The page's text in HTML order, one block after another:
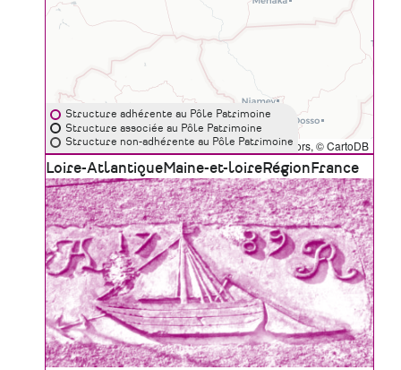
Leaflet |©OpenStreetMapcontributors, ©CartoDB
Structure adhérente au Pôle Patrimoine
Structure associée au Pôle Patrimoine
Structure non-adhérente au Pôle Patrimoine
Zone
géographique
Loire-AtlantiqueMaine-et-loireRégion France